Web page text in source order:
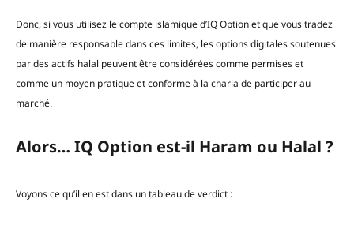
Donc, si vous utilisez le compte islamique d’IQ Option et que vous tradez
de manière responsable dans ces limites, les options digitales soutenues
par des actifs halal peuvent être considérées comme permises et
comme un moyen pratique et conforme à la charia de participer au
marché.
Alors… IQ Option est-il Haram ou Halal ?
Voyons ce qu’il en est dans un tableau de verdict :